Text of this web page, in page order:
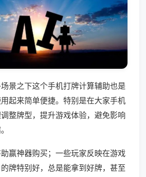
景之下这个手机打牌计算辅助也是
起来简单便捷。特别是在大家手机
整牌型，提升游戏体验，避免影响
赢神器购买；一些玩家反映在游戏
牌特别好，总是能拿到好牌，甚至